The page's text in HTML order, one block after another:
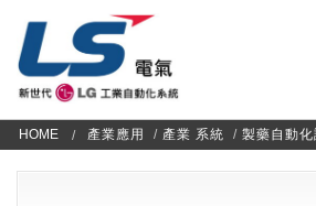
HOME 產業應用 / 產業 系統 / 製藥自動